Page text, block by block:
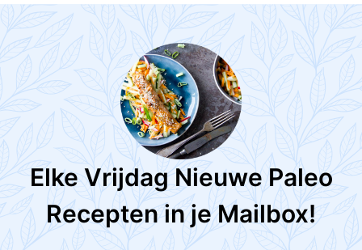
Elke Vrijdag Nieuwe Paleo
Recepten in je Mailbox!